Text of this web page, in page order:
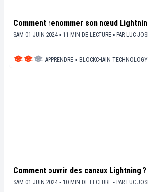
Comment renommer son nœud
SAM 01 JUIN 2024 ▪ 11 MIN DE LECTURE ▪ PAR LUC
APPRENDRE ▪ BLOCKCHAIN
Comment ouvrir des canaux Lightning ?
SAM 01 JUIN 2024 ▪ 10 MIN DE LECTURE ▪ PAR LUC